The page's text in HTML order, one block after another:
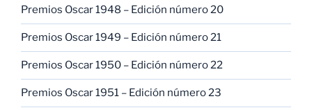
Premios Oscar 1948 – Edición número 20
Premios Oscar 1949 – Edición número 21
Premios Oscar 1950 – Edición número 22
Premios Oscar 1951 – Edición número 23